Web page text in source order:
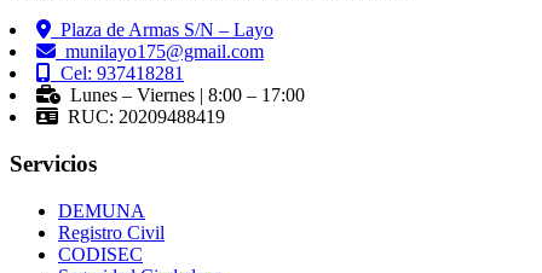
Plaza de Armas S/N – Layo
munilayo175@gmail.com
Cel: 937418281
Lunes – Viernes | 8:00 – 17:00
RUC: 20209488419
Servicios
DEMUNA
Registro Civil
CODISEC